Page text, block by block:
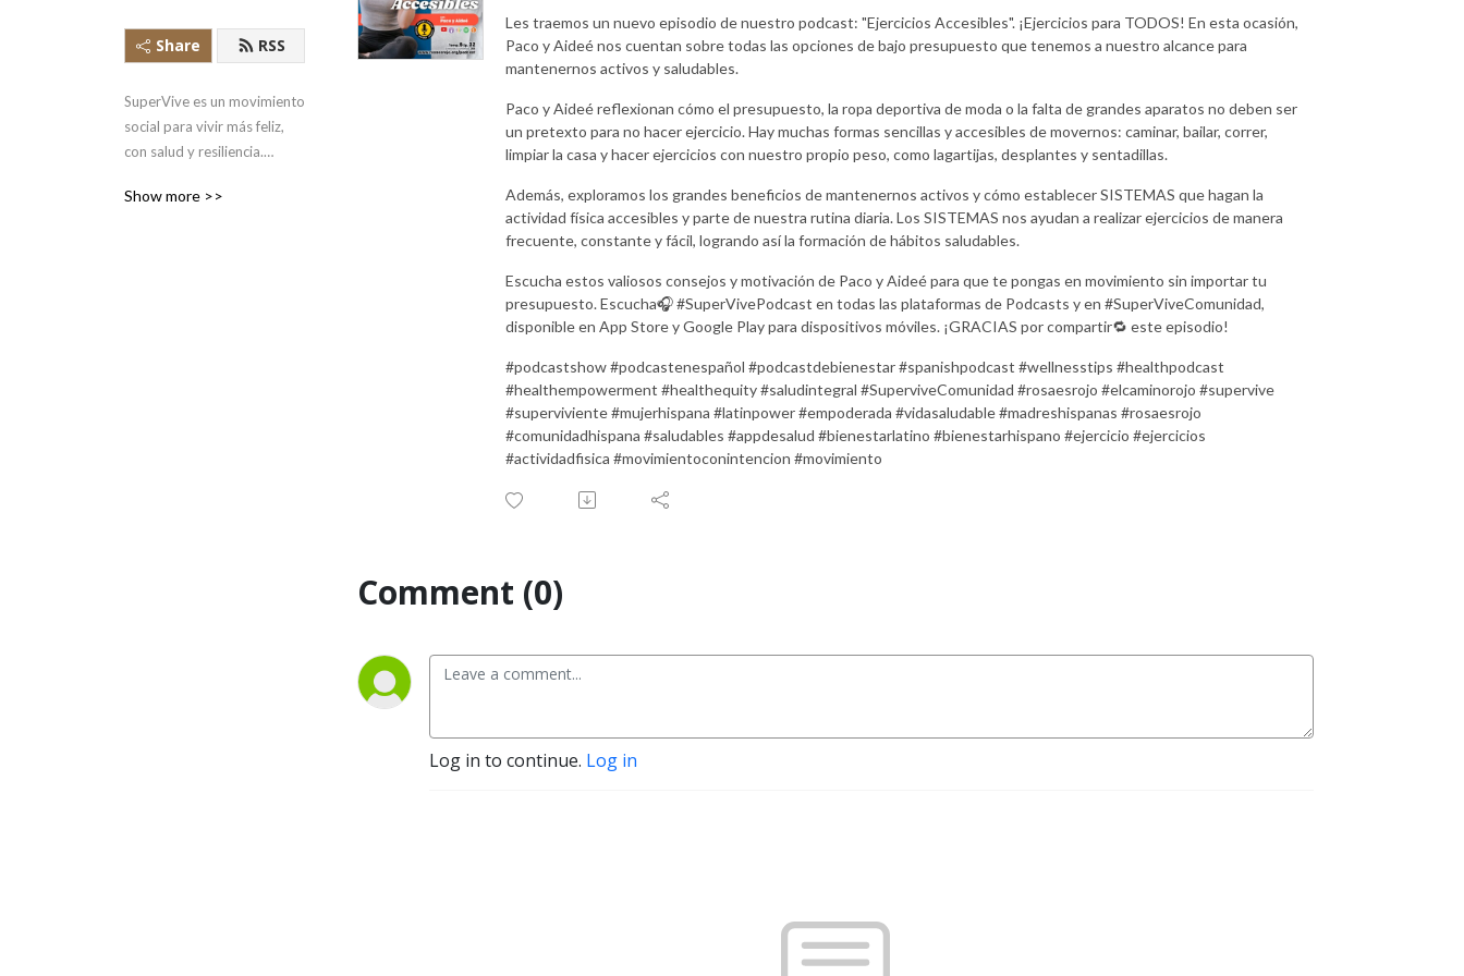
Share RSS
SuperVive es un movimiento
social para vivir más feliz,
con salud y resiliencia.
Show more >>
Les traemos un nuevo episodio de nuestro podcast: "Ejercicios Accesibles". ¡Ejercicios para TODOS! En esta ocasión,
Paco y Aideé nos cuentan sobre todas las opciones de bajo presupuesto que tenemos a nuestro alcance para
mantenernos activos y saludables.
Paco y Aideé reflexionan cómo el presupuesto, la ropa deportiva de moda o la falta de grandes aparatos no deben ser
un pretexto para no hacer ejercicio. Hay muchas formas sencillas y accesibles de movernos: caminar, bailar, correr,
limpiar la casa y hacer ejercicios con nuestro propio peso, como lagartijas, desplantes y sentadillas.
Además, exploramos los grandes beneficios de mantenernos activos y cómo establecer SISTEMAS que hagan la
actividad física accesibles y parte de nuestra rutina diaria. Los SISTEMAS nos ayudan a realizar ejercicios de manera
frecuente, constante y fácil, logrando así la formación de hábitos saludables.
Escucha estos valiosos consejos y motivación de Paco y Aideé para que te pongas en movimiento sin importar tu
presupuesto. Escucha🎧 #SuperVivePodcast en todas las plataformas de Podcasts y en #SuperViveComunidad,
disponible en App Store y Google Play para dispositivos móviles. ¡GRACIAS por compartir🔁 este episodio!
#podcastshow #podcastenespañol #podcastdebienestar #spanishpodcast #wellnesstips #healthpodcast
#healthempowerment #healthequity #saludintegral #SuperviveComunidad #rosaesrojo #elcaminorojo #supervive
#superviviente #mujerhispana #latinpower #empoderada #vidasaludable #madreshispanas #rosaesrojo
#comunidadhispana #saludables #appdesalud #bienestarlatino #bienestarhispano #ejercicio #ejercicios
#actividadfisica #movimientoconintencion #movimiento
Comment (0)
Log in to continue. Log in